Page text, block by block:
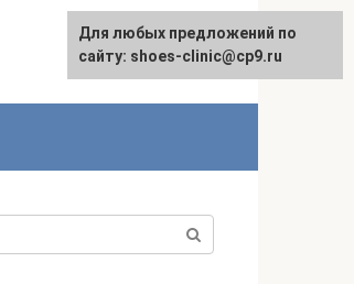
Для любых предложений по
сайту: shoes-clinic@cp9.ru